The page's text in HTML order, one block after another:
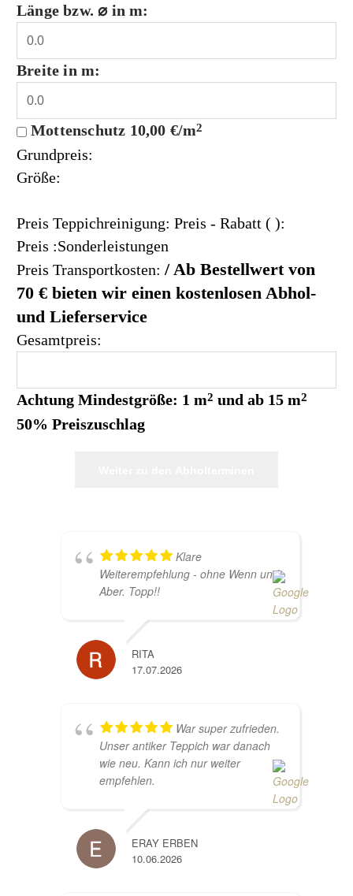
Länge bzw. ⌀ in m:
Breite in m:
Mottenschutz 10,00 €/m2
Grundpreis:
Größe:
Preis Teppichreinigung: Preis - Rabatt ( ):
Preis :Sonderleistungen
Preis Transportkosten: / Ab Bestellwert von
70 € bieten wir einen kostenlosen Abhol-
und Lieferservice
Gesamtpreis:
Achtung Mindestgröße: 1 m2 und ab 15 m2
50% Preiszuschlag
Klare
Weiterempfehlung - ohne Wenn und
Aber. Topp!!
RITA
17.07.2026
War super zufrieden.
Unser antiker Teppich war danach
wie neu. Kann ich nur weiter
empfehlen.
ERAY ERBEN
10.06.2026